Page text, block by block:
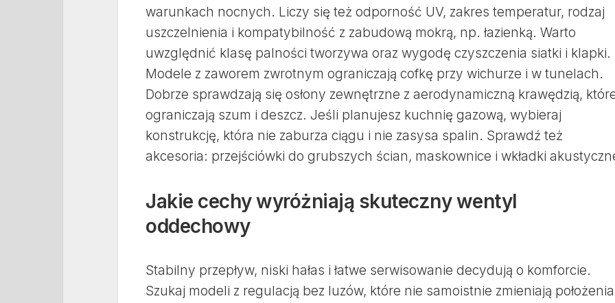
warunkach nocnych. Liczy się też odporność UV, zakres temperatur, rodzaj
uszczelnienia i kompatybilność z zabudową mokrą, np. łazienką. Warto
uwzględnić klasę palności tworzywa oraz wygodę czyszczenia siatki i klapki.
Modele z zaworem zwrotnym ograniczają cofkę przy wichurze i w tunelach.
Dobrze sprawdzają się osłony zewnętrzne z aerodynamiczną krawędzią,
ograniczają szum i deszcz. Jeśli planujesz kuchnię gazową, wybieraj
konstrukcję, która nie zaburza ciągu i nie zasysa spalin. Sprawdź też
akcesoria: przejściówki do grubszych ścian, maskownice i wkładki
Jakie cechy wyróżniają skuteczny wentyl
oddechowy
Stabilny przepływ, niski hałas i łatwe serwisowanie decydują o komforcie.
Szukaj modeli z regulacją bez luzów, które nie samoistnie zmieniają położenia